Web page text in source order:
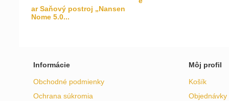
ar Saňový postroj „Nansen
Nome 5.0...
Informácie
Obchodné podmienky
Ochrana súkromia
Môj profil
Košík
Objednávky